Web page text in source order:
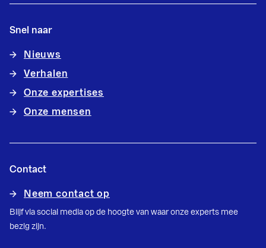
Snel naar
Nieuws
Verhalen
Onze expertises
Onze mensen
Contact
Neem contact op
Blijf via social media op de hoogte van waar onze experts mee
bezig zijn.